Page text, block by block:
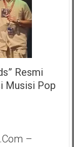
Resmi
Musisi Pop
–